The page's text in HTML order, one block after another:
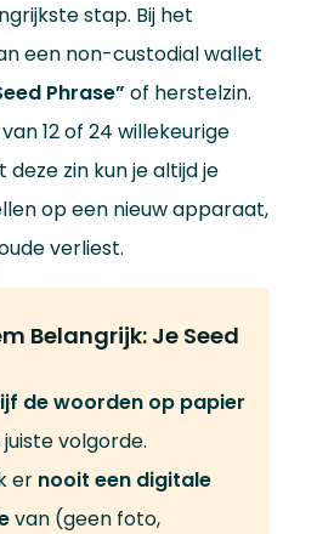
stap. Bij het
een non-custodial wallet
Phrase” of herstelzin.
12 of 24 willekeurige
deze zin kun je altijd je
op een nieuw apparaat,
verliest.
Belangrijk: Je Seed
de woorden op papier
juiste volgorde.
er nooit een digitale
van (geen foto,